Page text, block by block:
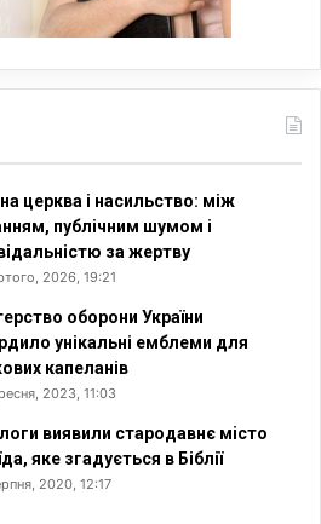
церква і насильство: між
публічним шумом і
за жертву
2026, 19:21
оборони України
унікальні емблеми для
капеланів
2023, 11:03
виявили стародавнє місто
яке згадується в Біблії
2020, 12:17